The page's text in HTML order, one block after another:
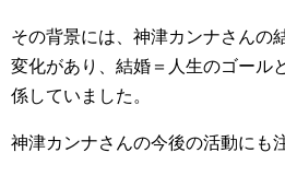
その背景には、神津カンナさんの
変化があり、結婚＝人生のゴール
係していました。
神津カンナさんの今後の活動にも